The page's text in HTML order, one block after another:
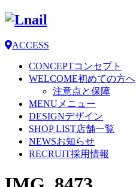
ACCESS
CONCEPTコンセプト
WELCOME初めての方へ
注意点と保障
MENU メニュー
DESIGNデザイン
SHOP LIST店舗一覧
NEWSお知らせ
RECRUIT採用情報